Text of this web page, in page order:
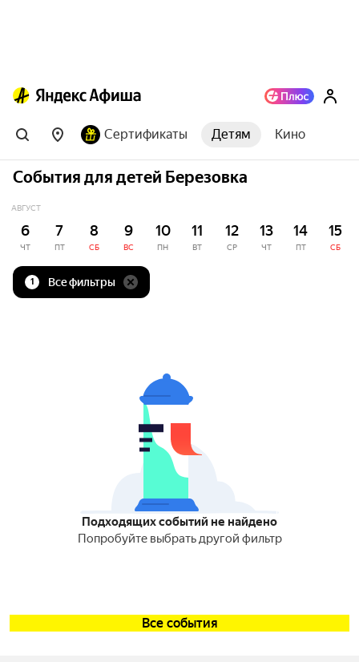
Сертификаты Детям Кино
События для детей Березовка
АВГУСТ
6
ЧТ
7
ПТ
8
СБ
9
ВС
10
ПН
11
ВТ
12
СР
13
ЧТ
14
ПТ
15
СБ
1 Все фильтры
Подходящих событий не найдено
Попробуйте выбрать другой фильтр
Все события